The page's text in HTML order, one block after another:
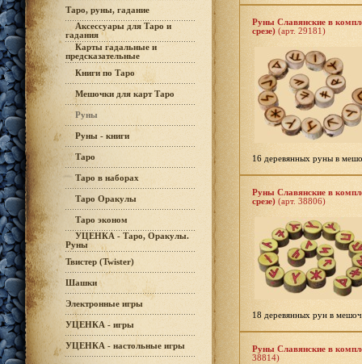
Таро, руны, гадание
Аксессуары для Таро и
гадания
Карты гадальные и
предсказательные
Книги по Таро
Мешочки для карт Таро
Руны
Руны - книги
Таро
Таро в наборах
Таро Оракулы
Таро эконом
УЦЕНКА - Таро, Оракулы.
Руны
Твистер (Twister)
Шашки
Электронные игры
УЦЕНКА - игры
УЦЕНКА - настольные игры
Руны Славянские в
срезе) (арт. 29181)
16 деревянных руны в
Руны Славянские в
срезе) (арт. 38806)
18 деревянных рун в
Руны Славянские в
38814)